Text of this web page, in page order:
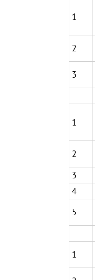
1
2
3
1
2
3
4
5
1